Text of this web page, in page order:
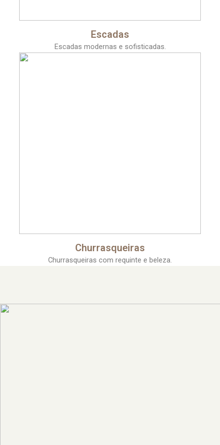
Escadas
Escadas modernas e sofisticadas.
Churrasqueiras
Churrasqueiras com requinte e beleza.